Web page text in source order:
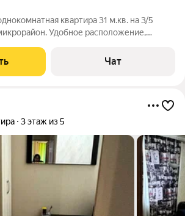
квартира 31 м.кв. на 3/5
Удобное расположение,
кухня. Хорошее жилое состояние. Вся
остаётся. Цена
Чат
3 этаж из 5